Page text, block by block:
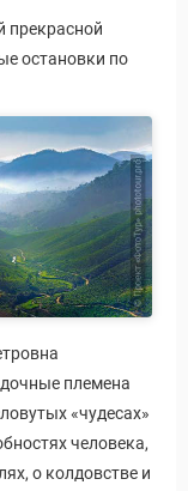
прекрасной
остановки по
племена
«чудесах»
человека,
о колдовстве и